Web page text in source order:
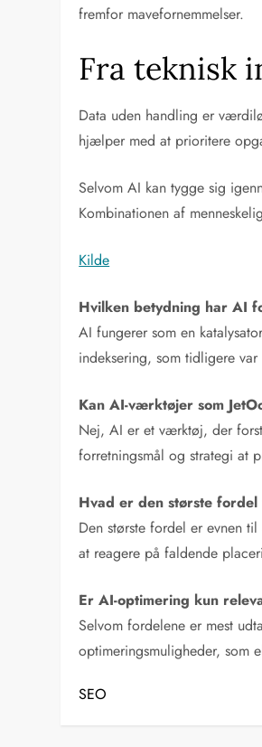
fremfor mavefornemmelser.
Fra teknisk
Data uden handling er
hjælper med at prioritere
Selvom AI kan tygge sig
Kombinationen af
Kilde
Hvilken betydning har AI
AI fungerer som en
indeksering, som tidligere
Kan AI-værktøjer som
Nej, AI er et værktøj, der
forretningsmål og strategi at
Hvad er den største
Den største fordel er evnen
at reagere på faldende
Er AI-optimering kun
Selvom fordelene er mest
optimeringsmuligheder, som
SEO